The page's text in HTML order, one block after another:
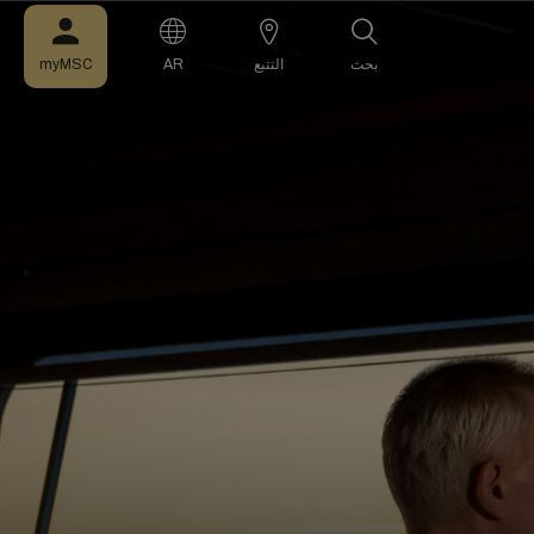
بحث التتبع AR
myMSC